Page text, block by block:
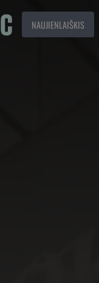
NAUJIENLAIŠKIS